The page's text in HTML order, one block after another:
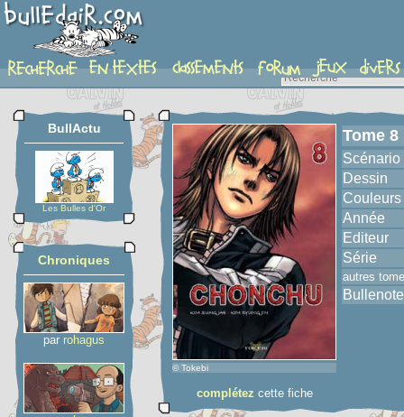
album
BullActu
Les Bulles d'Or
Chroniques
par rohagus
© Tokebi
complétez cette fiche
Tome 8
Scénario
Dessin
Couleurs
Année
Editeur
Série
autres
Bullenote